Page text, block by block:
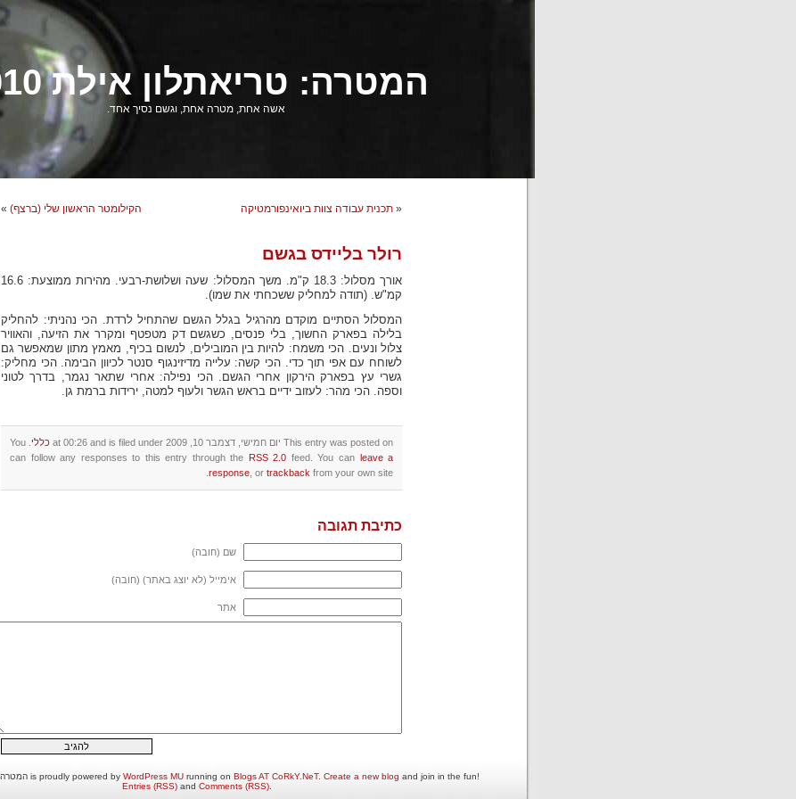
המטרה: טריאתלון אילת 2010
אשה אחת, מטרה אחת, וגשם נסיך אחד.
« תכנית עבודה צוות ביואינפורמטיקה הקילומטר הראשון שלי (ברצף) »
רולר בליידס בגשם
אורך מסלול: 18.3 ק"מ. משך המסלול: שעה ושלושת-רבעי. מהירות ממוצעת: 16.6
קמ"ש. (תודה למחליק ששכחתי את שמו).
המסלול הסתיים מוקדם מהרגיל בגלל הגשם שהתחיל לרדת. הכי נהניתי: להחליק
בלילה בפארק החשוך, בלי פנסים, כשגשם דק מטפטף ומקרר את הזיעה, והאוויר
צלול ונעים. הכי משמח: להיות בין המובילים, לנשום בכיף, מאמץ מתון שמאפשר גם
לשוחח עם אפי תוך כדי. הכי קשה: עלייה מדיזינגוף סנטר לכיוון הבימה. הכי מחליק:
גשרי עץ בפארק הירקון אחרי הגשם. הכי נפילה: אחרי שתאר נגמר, בדרך לטוני
וספה. הכי מהר: לעזוב ידיים בראש הגשר ולעוף למטה, ירידות ברמת גן.
This entry was posted on יום חמישי, דצמבר 10, 2009 at 00:26 and is filed under כללי . You
can follow any responses to this entry through the RSS 2.0 feed. You can leave a
response , or trackback from your own site.
כתיבת תגובה
שם (חובה)
אימייל (לא יוצג באתר) (חובה)
אתר
המטרה: טריאתלון אילת 2010 is proudly powered by WordPress MU running on Blogs AT CoRkY.NeT. Create a new blog and join in the fun!
Entries (RSS) and Comments (RSS)